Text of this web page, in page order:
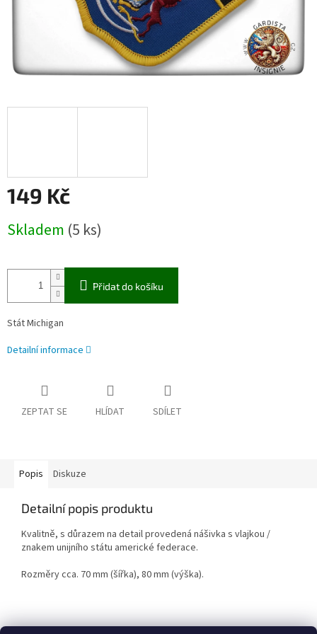
149 Kč
cena:
Skladem (5 ks)
Přidat do košíku
Stát Michigan
Detailní informace
ZEPTAT SE HLÍDAT SDÍLET
Popis Diskuze
Detailní popis produktu
Kvalitně, s důrazem na detail provedená nášivka s vlajkou /
znakem unijního státu americké federace.
Rozměry cca. 70 mm (šířka), 80 mm (výška).
Z